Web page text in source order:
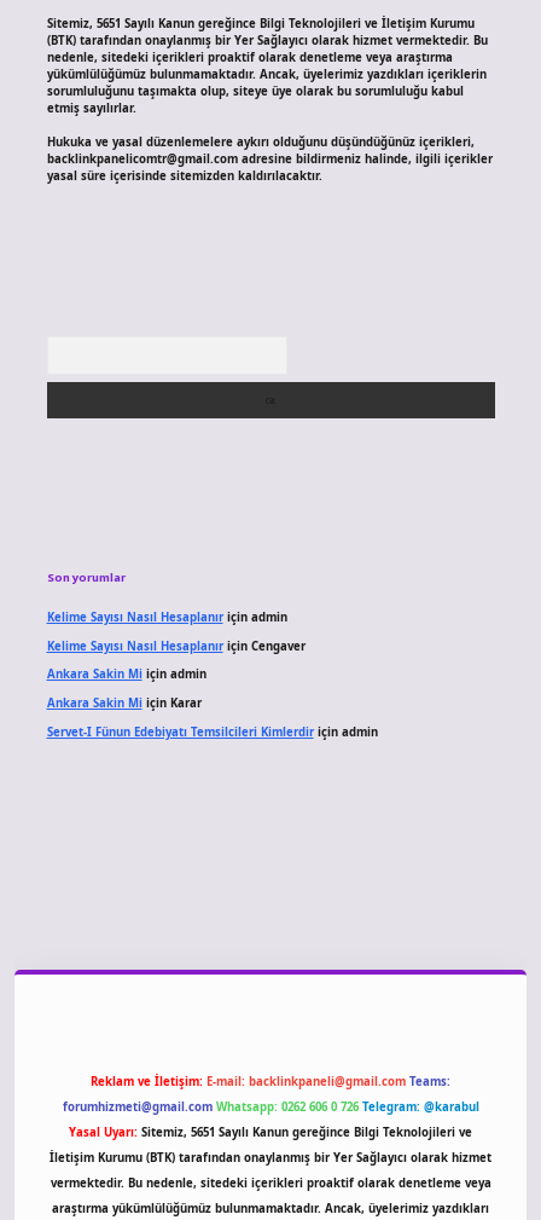
Sitemiz, 5651 Sayılı Kanun gereğince Bilgi Teknolojileri ve İletişim Kurumu
(BTK) tarafından onaylanmış bir Yer Sağlayıcı olarak hizmet vermektedir. Bu
nedenle, sitedeki içerikleri proaktif olarak denetleme veya araştırma
yükümlülüğümüz bulunmamaktadır. Ancak, üyelerimiz yazdıkları içeriklerin
sorumluluğunu taşımakta olup, siteye üye olarak bu sorumluluğu kabul
etmiş sayılırlar.
Hukuka ve yasal düzenlemelere aykırı olduğunu düşündüğünüz içerikleri,
backlinkpanelicomtr@gmail.comadresine bildirmeniz halinde, ilgili içerikler
yasal süre içerisinde sitemizden kaldırılacaktır.
Son yorumlar
Kelime Sayısı Nasıl Hesaplanıriçin admin
Kelime Sayısı Nasıl Hesaplanıriçin Cengaver
Ankara Sakin Miiçin admin
Ankara Sakin Miiçin Karar
Servet-I Fünun Edebiyatı Temsilcileri Kimlerdiriçin admin
Reklam ve İletişim: E-mail: backlinkpaneli@gmail.com Teams:
forumhizmeti@gmail.com Whatsapp: 0262 606 0 726 Telegram: @karabul
Yasal Uyarı: Sitemiz, 5651 Sayılı Kanun gereğince Bilgi Teknolojileri ve
İletişim Kurumu (BTK) tarafından onaylanmış bir Yer Sağlayıcı olarak hizmet
vermektedir. Bu nedenle, sitedeki içerikleri proaktif olarak denetleme veya
araştırma yükümlülüğümüz bulunmamaktadır. Ancak, üyelerimiz yazdıkları